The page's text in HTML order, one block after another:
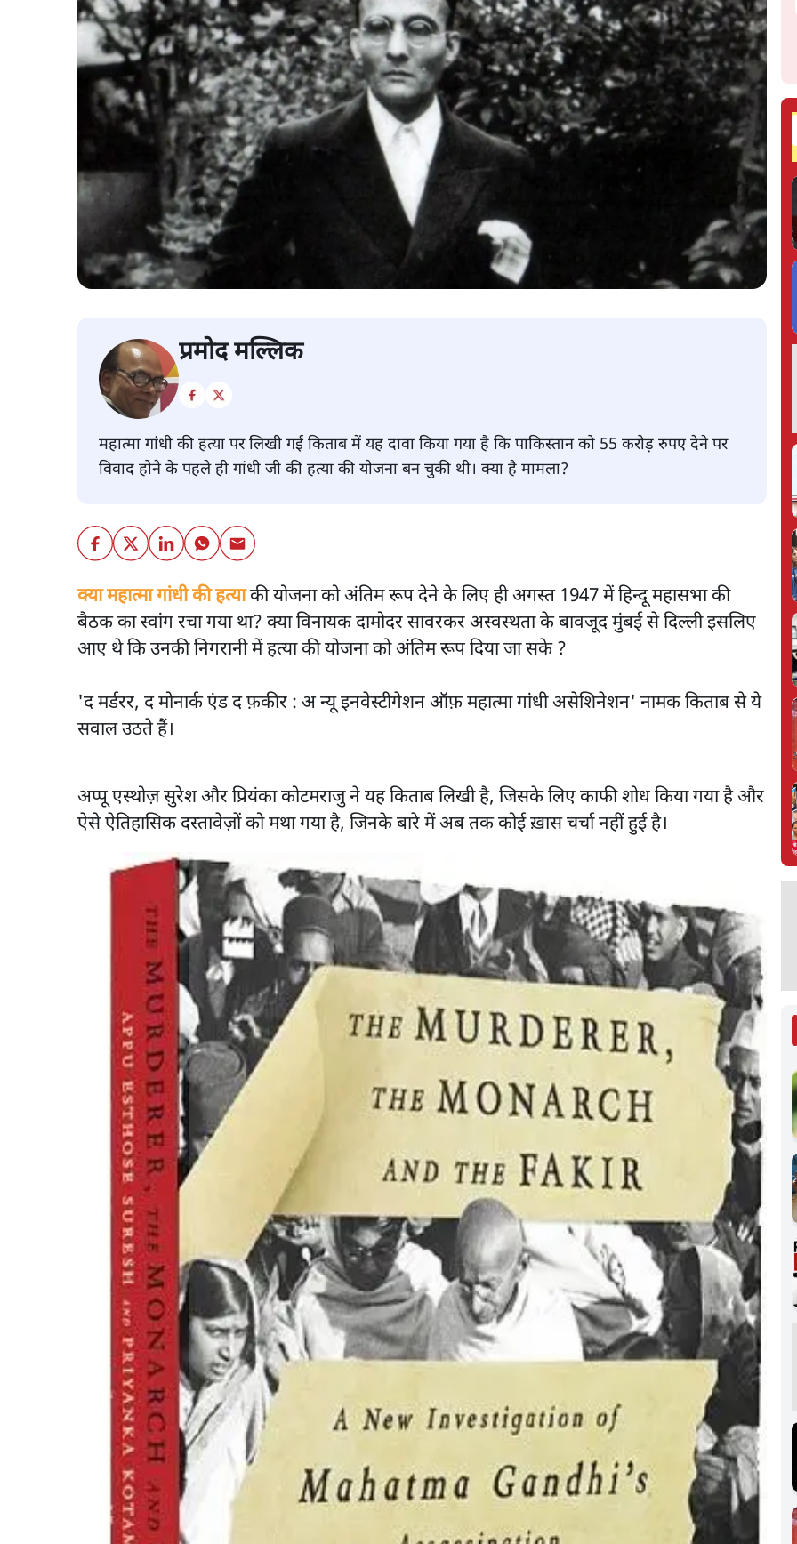
प्रमोद मल्लिक
महात्मा गांधी की हत्या पर लिखी गई किताब में यह दावा किया गया है कि पाकिस्तान को 55 करोड़ रुपए देने पर
विवाद होने के पहले ही गांधी जी की हत्या की योजना बन चुकी थी। क्या है मामला?
क्या महात्मा गांधी की हत्याकी योजना को अंतिम रूप देने के लिए ही अगस्त 1947 में हिन्दू महासभा की
बैठक का स्वांग रचा गया था? क्या विनायक दामोदर सावरकर अस्वस्थता के बावजूद मुंबई से दिल्ली इसलिए
आए थे कि उनकी निगरानी में हत्या की योजना को अंतिम रूप दिया जा सके ?
'द मर्डरर, द मोनार्क एंड द फ़कीर : अ न्यू इनवेस्टीगेशन ऑफ़ महात्मा गांधी असेशिनेशन' नामक किताब से ये
सवाल उठते हैं।
अप्पू एस्थोज़ सुरेश और प्रियंका कोटमराजु ने यह किताब लिखी है, जिसके लिए काफी शोध किया गया है और
ऐसे ऐतिहासिक दस्तावेज़ों को मथा गया है, जिनके बारे में अब तक कोई ख़ास चर्चा नहीं हुई है।